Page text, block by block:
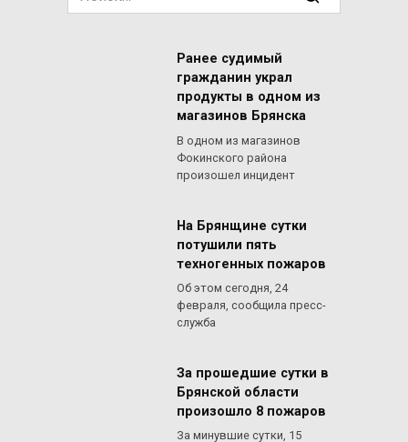
for:
Ранее судимый
гражданин украл
продукты в одном из
магазинов Брянска
В одном из магазинов
Фокинского района
произошел инцидент
На Брянщине сутки
потушили пять
техногенных пожаров
Об этом сегодня, 24
февраля, сообщила пресс-
служба
За прошедшие сутки в
Брянской области
произошло 8 пожаров
За минувшие сутки, 15